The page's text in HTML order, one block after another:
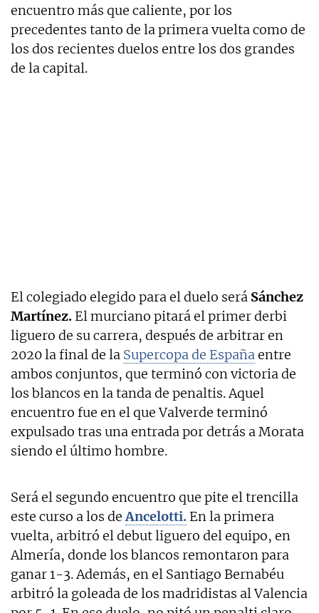
encuentro más que caliente, por los
precedentes tanto de la primera vuelta como de
los dos recientes duelos entre los dos grandes
de la capital.
El colegiado elegido para el duelo será Sánchez
Martínez. El murciano pitará el primer derbi
liguero de su carrera, después de arbitrar en
2020 la final de la Supercopa de Españaentre
ambos conjuntos, que terminó con victoria de
los blancos en la tanda de penaltis. Aquel
encuentro fue en el que Valverde terminó
expulsado tras una entrada por detrás a Morata
siendo el último hombre.
Será el segundo encuentro que pite el trencilla
este curso a los deAncelotti. En la primera
vuelta, arbitró el debut liguero del equipo, en
Almería, donde los blancos remontaron para
ganar 1-3. Además, en el Santiago Bernabéu
arbitró la goleada de los madridistas al Valencia